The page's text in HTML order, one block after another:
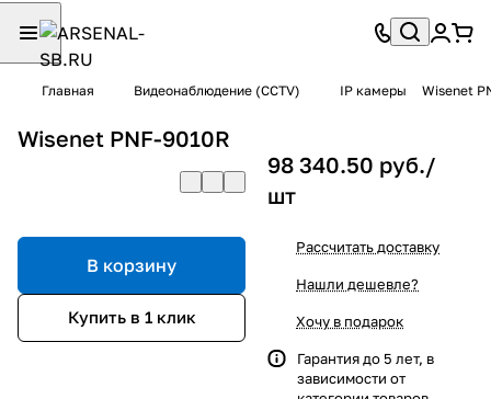
Главная Видеонаблюдение (CCTV) IP камеры Wisenet
Wisenet PNF-9010R
В корзину
Купить в 1 клик
98 340.50 руб./
шт
Рассчитать доставку
Нашли дешевле?
Хочу в подарок
Гарантия до 5 лет, в
зависимости от